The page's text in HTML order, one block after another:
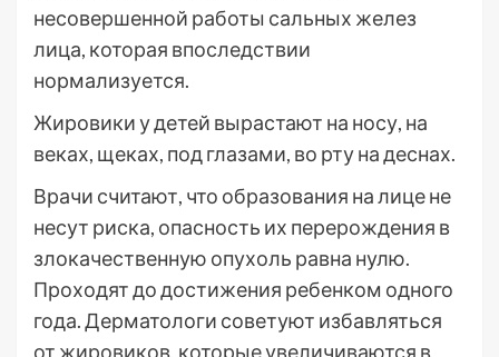
несовершенной работы сальных желез
лица, которая впоследствии
нормализуется.
Жировики у детей вырастают на носу, на
веках, щеках, под глазами, во рту на деснах.
Врачи считают, что образования на лице не
несут риска, опасность их перерождения в
злокачественную опухоль равна нулю.
Проходят до достижения ребенком одного
года. Дерматологи советуют избавляться
от жировиков, которые увеличиваются в